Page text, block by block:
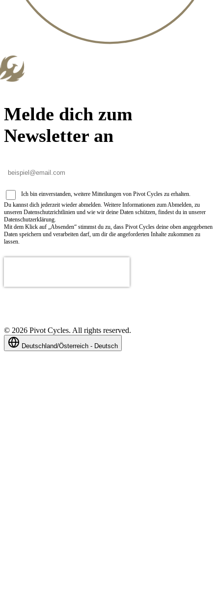
Melde dich zum
Newsletter an
Ich bin einverstanden, weitere Mitteilungen von Pivot Cycles zu erhalten.
Du kannst dich jederzeit wieder abmelden. Weitere Informationen zum Abmelden, zu
unseren Datenschutzrichtlinien und wie wir deine Daten schützen, findest du in unserer
Datenschutzerklärung.
Mit dem Klick auf „Absenden“ stimmst du zu, dass Pivot Cycles deine oben angegebenen
Daten speichern und verarbeiten darf, um dir die angeforderten Inhalte zukommen zu
lassen.
© 2026 Pivot Cycles. All rights reserved.
Deutschland/Österreich - Deutsch